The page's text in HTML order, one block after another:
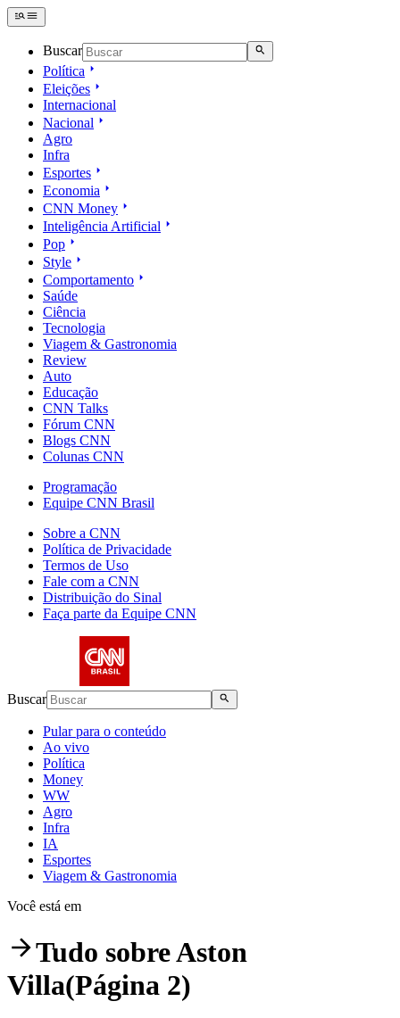
Buscar
Política
Eleições
Internacional
Nacional
Agro
Infra
Esportes
Economia
CNN Money
Inteligência Artificial
Pop
Style
Comportamento
Saúde
Ciência
Tecnologia
Viagem & Gastronomia
Review
Auto
Educação
CNN Talks
Fórum CNN
Blogs CNN
Colunas CNN
Programação
Equipe CNN Brasil
Sobre a CNN
Política de Privacidade
Termos de Uso
Fale com a CNN
Distribuição do Sinal
Faça parte da Equipe CNN
Buscar
Pular para o conteúdo
Ao vivo
Política
Money
WW
Agro
Infra
IA
Esportes
Viagem & Gastronomia
Você está em
Tudo sobreAston
Villa(Página 2)